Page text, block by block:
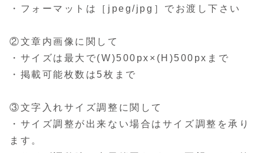
・フォーマットは［jpeg/jpg］でお渡し下さい
②文章内画像に関して
・サイズは最大で(W)500px×(H)500pxまで
・掲載可能枚数は5枚まで
③文字入れサイズ調整に関して
・サイズ調整が出来ない場合はサイズ調整を承り
ます。